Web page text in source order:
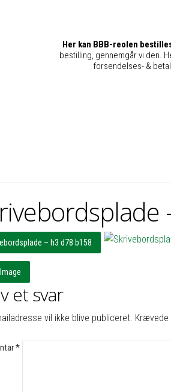
Her kan BBB-reolen
bestilling, gennemgår vi den.
forsendelses- &
– h3 d78 b158
et svar
vil ikke blive publiceret. Krævede
*